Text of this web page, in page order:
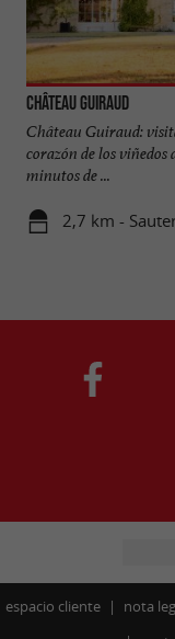
Château Guiraud
Château Guiraud:
corazón de los viñedos
minutos de ...
2,7 km -
espacio cliente nota